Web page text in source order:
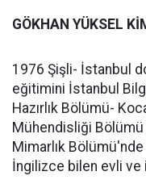
GÖKHAN YÜKSEL
1976 Şişli- İstanbul
eğitimini İstanbul
Hazırlık Bölümü-
Mühendisliği
Mimarlık
İngilizce bilen evli ve